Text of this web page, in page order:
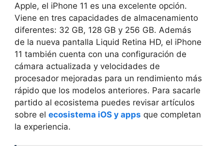
Apple, el iPhone 11 es una excelente opción.
Viene en tres capacidades de almacenamiento
diferentes: 32 GB, 128 GB y 256 GB. Además
de la nueva pantalla Liquid Retina HD, el iPhone
11 también cuenta con una configuración de
cámara actualizada y velocidades de
procesador mejoradas para un rendimiento más
rápido que los modelos anteriores. Para sacarle
partido al ecosistema puedes revisar artículos
sobre el ecosistema iOS y apps que completan
la experiencia.